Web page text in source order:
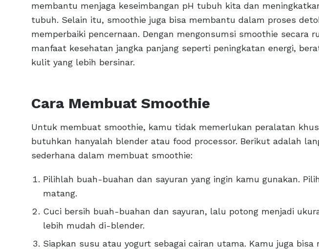
membantu menjaga keseimbangan pH tubuh kita dan
tubuh. Selain itu, smoothie juga bisa membantu dalam proses
memperbaiki pencernaan. Dengan mengonsumsi smoothie secara
manfaat kesehatan jangka panjang seperti peningkatan energi,
kulit yang lebih bersinar.
Cara Membuat Smoothie
Untuk membuat smoothie, kamu tidak memerlukan peralatan
butuhkan hanyalah blender atau food processor. Berikut adalah
sederhana dalam membuat smoothie:
Pilihlah buah-buahan dan sayuran yang ingin kamu gunakan.
matang.
Cuci bersih buah-buahan dan sayuran, lalu potong menjadi
lebih mudah di-blender.
Siapkan susu atau yogurt sebagai cairan utama. Kamu juga bisa